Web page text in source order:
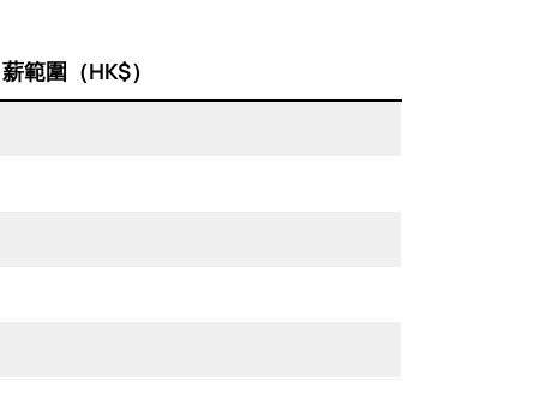
範圍（HK$）